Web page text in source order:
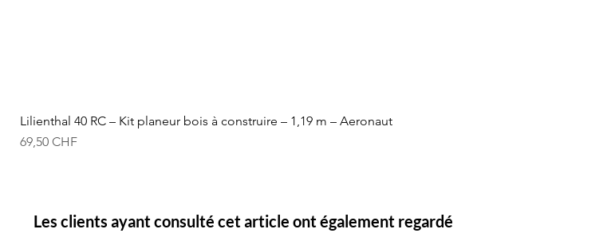
Lilienthal 40 RC – Kit planeur bois à construire – 1,19 m – Aeronaut
Prix
69,50 CHF
Les clients ayant consulté cet article ont également regardé